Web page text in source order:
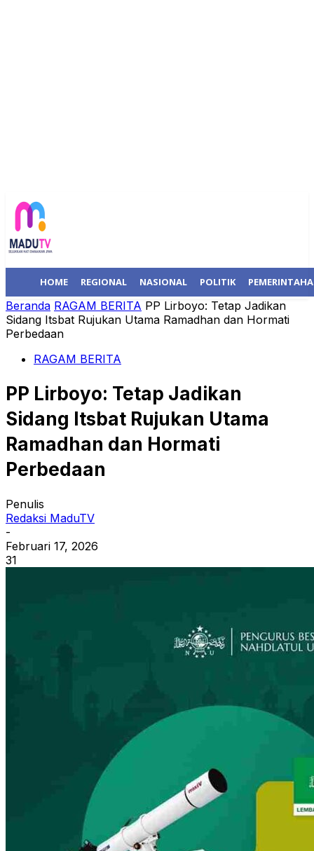
HOME REGIONAL NASIONAL POLITIK
Beranda RAGAM BERITA PP Lirboyo: Tetap Jadikan
Sidang Itsbat Rujukan Utama Ramadhan dan Hormati
Perbedaan
RAGAM BERITA
PP Lirboyo: Tetap Jadikan
Sidang Itsbat Rujukan Utama
Ramadhan dan Hormati
Perbedaan
Penulis
Redaksi MaduTV
-
Februari 17, 2026
31